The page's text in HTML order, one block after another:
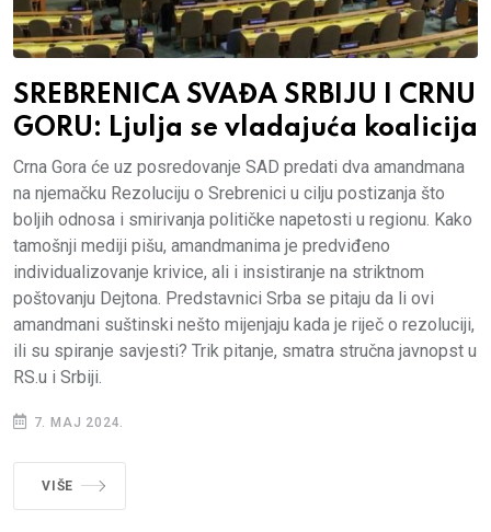
SREBRENICA SVAĐA SRBIJU I CRNU
GORU: Ljulja se vladajuća koalicija
Crna Gora će uz posredovanje SAD predati dva amandmana
na njemačku Rezoluciju o Srebrenici u cilju postizanja što
boljih odnosa i smirivanja političke napetosti u regionu. Kako
tamošnji mediji pišu, amandmanima je predviđeno
individualizovanje krivice, ali i insistiranje na striktnom
poštovanju Dejtona. Predstavnici Srba se pitaju da li ovi
amandmani suštinski nešto mijenjaju kada je riječ o rezoluciji,
ili su spiranje savjesti? Trik pitanje, smatra stručna javnopst u
RS.u i Srbiji.
7. MAJ 2024.
VIŠE